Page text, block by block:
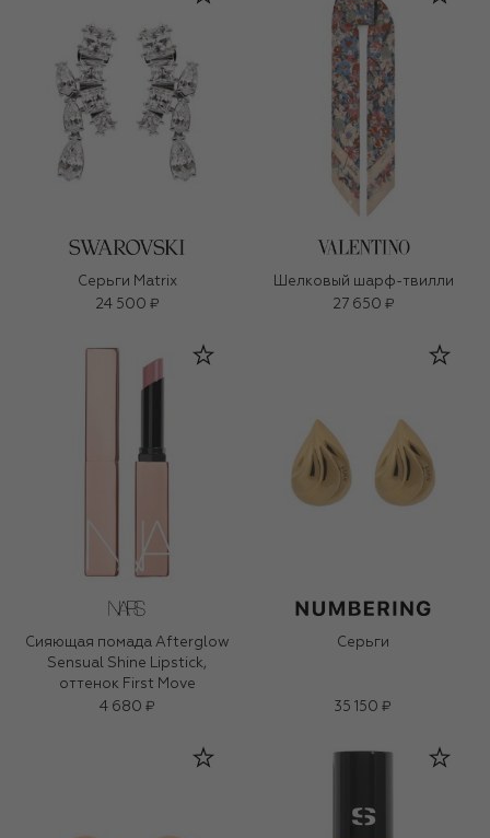
Серьги Matrix
24 500 ₽
Шелковый шарф-твилли
27 650 ₽
Сияющая помада Afterglow
Sensual Shine Lipstick,
оттенок First Move
4 680 ₽
Серьги
35 150 ₽